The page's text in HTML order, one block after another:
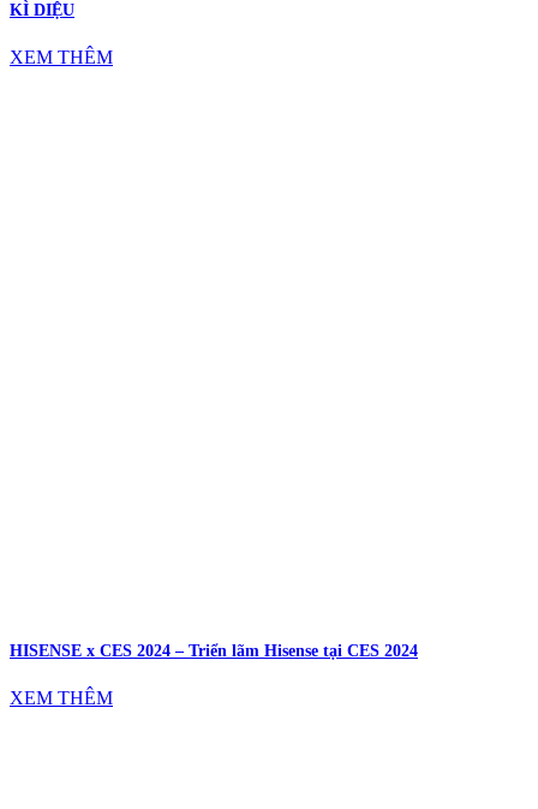
KÌ DIỆU
XEM THÊM
HISENSE x CES 2024 – Triển lãm Hisense tại CES 2024
XEM THÊM